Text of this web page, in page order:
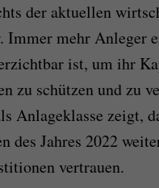
der aktuellen
mehr Anleger
ist, um ihr
zu schützen und zu
Anlageklasse zeigt,
des Jahres 2022
vertrauen.